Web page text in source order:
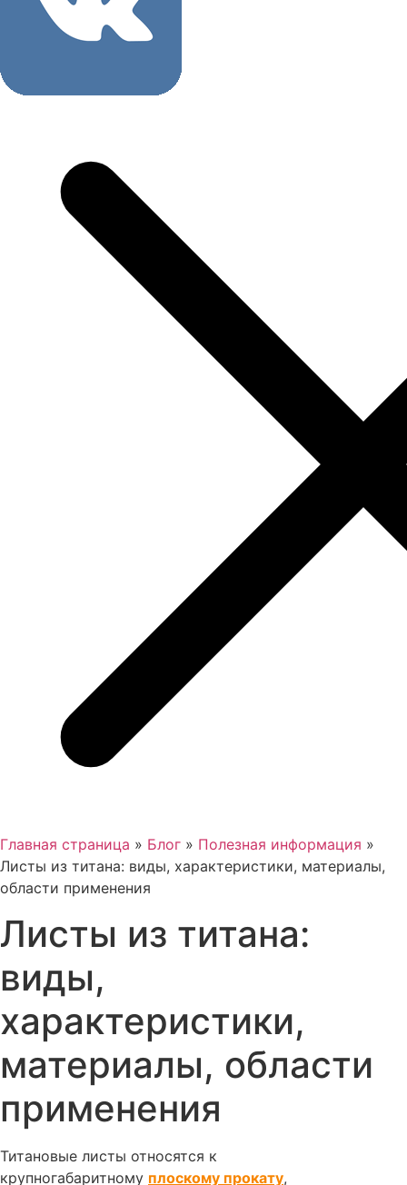
Главная страница » Блог » Полезная информация »
Листы из титана: виды, характеристики, материалы,
области применения
Листы из титана:
виды,
характеристики,
материалы, области
применения
Титановые листы относятся к
крупногабаритному плоскому прокату,